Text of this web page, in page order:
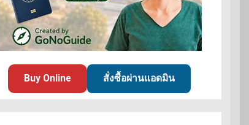
Buy Online สั่งซื้อผ่านแอดมิน